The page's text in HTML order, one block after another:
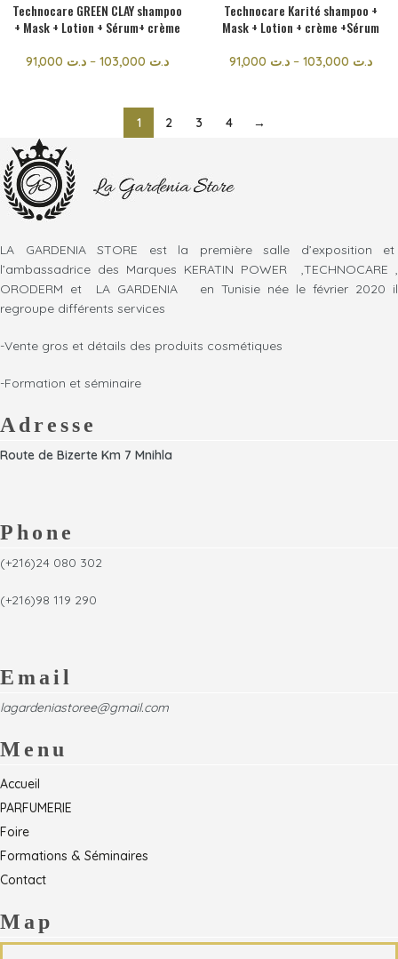
Technocare GREEN CLAY shampoo
+ Mask + Lotion + Sérum+ crème
د.ت – د.ت
Technocare Karité shampoo +
Mask + Lotion + crème +Sérum
د.ت – د.ت
1 2 3 4 →
LA GARDENIA STORE est la première salle d’exposition et
l’ambassadrice des Marques KERATIN POWER ,TECHNOCARE ,
ORODERM et LA GARDENIA en Tunisie née le février 2020 il
regroupe différents services
-Vente gros et détails des produits cosmétiques
-Formation et séminaire
Adresse
Route de Bizerte Km 7 Mnihla
Phone
(+216)24 080 302
(+216)98 119 290
Email
lagardeniastoree@gmail.com
Menu
Accueil
PARFUMERIE
Foire
Formations & Séminaires
Contact
Map